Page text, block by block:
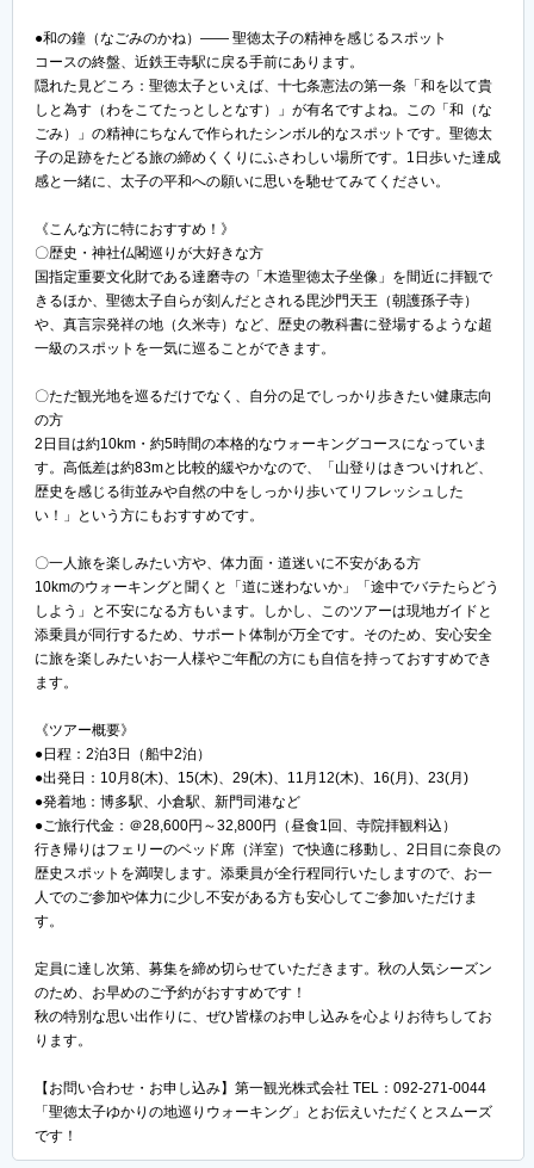
●和の鐘（なごみのかね）―― 聖徳太子の精神を感じるスポット
コースの終盤、近鉄王寺駅に戻る手前にあります。
隠れた見どころ：聖徳太子といえば、十七条憲法の第一条「和を以て貴
しと為す（わをこてたっとしとなす）」が有名ですよね。この「和（な
ごみ）」の精神にちなんで作られたシンボル的なスポットです。聖徳太
子の足跡をたどる旅の締めくくりにふさわしい場所です。1日歩いた達成
感と一緒に、太子の平和への願いに思いを馳せてみてください。
《こんな方に特におすすめ！》
〇歴史・神社仏閣巡りが大好きな方
国指定重要文化財である達磨寺の「木造聖徳太子坐像」を間近に拝観で
きるほか、聖徳太子自らが刻んだとされる毘沙門天王（朝護孫子寺）
や、真言宗発祥の地（久米寺）など、歴史の教科書に登場するような超
一級のスポットを一気に巡ることができます。
〇ただ観光地を巡るだけでなく、自分の足でしっかり歩きたい健康志向
の方
2日目は約10km・約5時間の本格的なウォーキングコースになっていま
す。高低差は約83mと比較的緩やかなので、「山登りはきついけれど、
歴史を感じる街並みや自然の中をしっかり歩いてリフレッシュした
い！」という方にもおすすめです。
〇一人旅を楽しみたい方や、体力面・道迷いに不安がある方
10kmのウォーキングと聞くと「道に迷わないか」「途中でバテたらどう
しよう」と不安になる方もいます。しかし、このツアーは現地ガイドと
添乗員が同行するため、サポート体制が万全です。そのため、安心安全
に旅を楽しみたいお一人様やご年配の方にも自信を持っておすすめでき
ます。
《ツアー概要》
●日程：2泊3日（船中2泊）
●出発日：10月8(木)、15(木)、29(木)、11月12(木)、16(月)、23(月)
●発着地：博多駅、小倉駅、新門司港など
●ご旅行代金：＠28,600円～32,800円（昼食1回、寺院拝観料込）
行き帰りはフェリーのベッド席（洋室）で快適に移動し、2日目に奈良の
歴史スポットを満喫します。添乗員が全行程同行いたしますので、お一
人でのご参加や体力に少し不安がある方も安心してご参加いただけま
す。
定員に達し次第、募集を締め切らせていただきます。秋の人気シーズン
のため、お早めのご予約がおすすめです！
秋の特別な思い出作りに、ぜひ皆様のお申し込みを心よりお待ちしてお
ります。
【お問い合わせ・お申し込み】第一観光株式会社 TEL：092-271-0044
「聖徳太子ゆかりの地巡りウォーキング」とお伝えいただくとスムーズ
です！